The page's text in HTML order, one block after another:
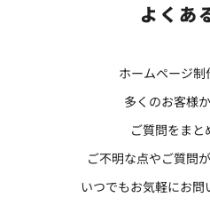
よくあ
ホームページ制
多くのお客様
ご質問をまと
ご不明な点やご質問
いつでもお気軽にお問